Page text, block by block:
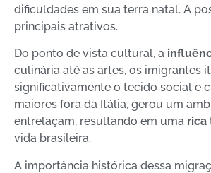
dificuldades em sua terra natal. A
principais atrativos.
Do ponto de vista cultural, a
culinária até as artes, os imigrantes
significativamente o tecido social e
maiores fora da Itália, gerou um
entrelaçam, resultando em uma rica
vida brasileira.
A importância histórica dessa